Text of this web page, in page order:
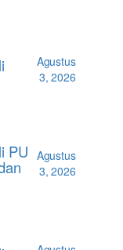
Agustus
3, 2026
PU
Agustus
3, 2026